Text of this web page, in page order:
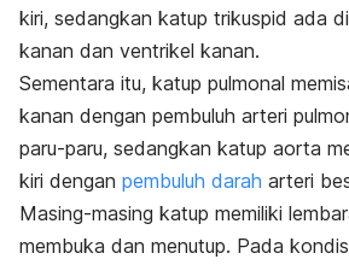
kiri, sedangkan katup trikuspid ada
kanan dan ventrikel kanan.
Sementara itu, katup pulmonal
kanan dengan pembuluh arteri
paru-paru, sedangkan katup aorta
kiri dengan pembuluh darah arteri
Masing-masing katup memiliki
membuka dan menutup. Pada